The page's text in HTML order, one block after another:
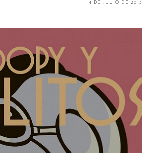
4 DE JULIO DE 2013